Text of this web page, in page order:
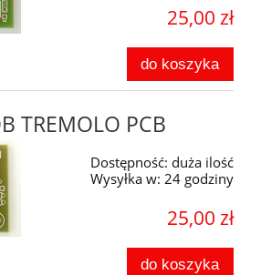
25,00 zł
do koszyka
TREMOLO PCB
Dostępność: duża ilość
Wysyłka w: 24 godziny
25,00 zł
do koszyka